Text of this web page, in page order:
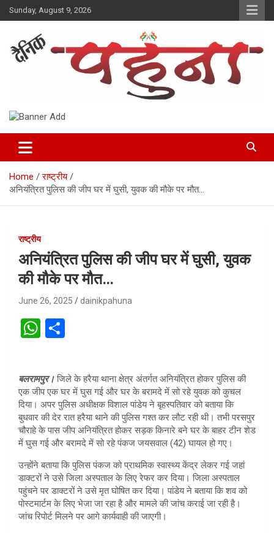
Skip
to
Sunday, August 9, 2026
Dainik Pahuna
Home
राष्ट्रीय
अनियंत्रित पुलिस की जीप घर में घुसी, युवक की मौके पर मौत…
राष्ट्रीय
अनियंत्रित पुलिस की जीप घर में घुसी, युवक
की मौके पर मौत…
June 26, 2025 dainikpahuna
W
s
A
p
p
ar
e
बलरामपुर। जिले के हरैया थाना क्षेत्र अंतर्गत अनियंत्रित होकर पुलिस की
एक जीप एक घर में घुस गई और घर के बरामदे में सो रहे युवक को कुचल
दिया। अपर पुलिस अधीक्षक विशाल पांडेय ने बृहस्पतिवार को बताया कि
बुधवार की देर रात हरैया थाने की पुलिस गश्त कर लौट रही थी। तभी परसपुर
चौराहे के पास जीप अनियंत्रित होकर सड़क किनारे बने घर के बाहर टीन शेड
में घुस गई और बरामदे में सो रहे पंकज जयसवाल (42) घायल हो गए।
उन्होंने बताया कि पुलिस पंकज को प्राथमिक स्वास्थ्य केंद्र लेकर गई जहां
डाक्टरों ने उसे जिला अस्पताल के लिए रेफर कर दिया। जिला अस्पताल
पहुंचने पर डाक्टरों ने उसे मृत घोषित कर दिया। पांडेय ने बताया कि शव को
पोस्टमार्टम के लिए भेजा जा रहा है और मामले की जांच कराई जा रही है।
जांच रिपोर्ट मिलने पर आगे कार्यवाही की जाएगी।